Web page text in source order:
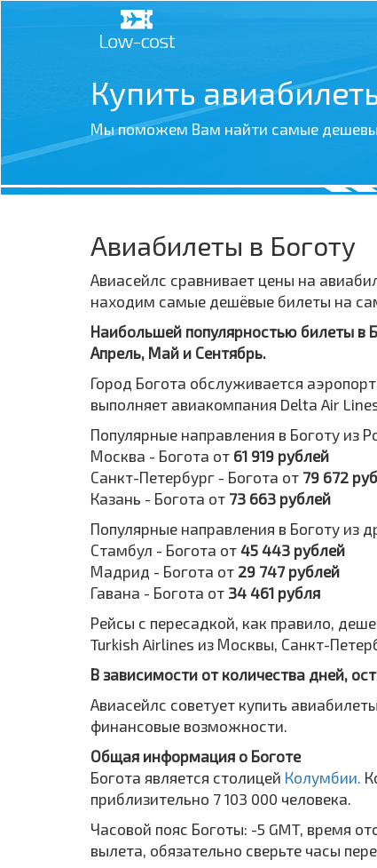
Купить
Мы поможем Вам найти самые
Авиабилеты в Боготу
Авиасейлс сравнивает цены на
находим самые дешёвые билеты на
Наибольшей популярностью билеты в
Апрель, Май и Сентябрь.
Город Богота обслуживается
выполняет авиакомпания Delta Air
Популярные направления в Боготу из
Москва - Богота от 61 919 рублей
Санкт-Петербург - Богота от 79 672
Казань - Богота от 73 663 рублей
Популярные направления в Боготу из
Стамбул - Богота от 45 443 рублей
Мадрид - Богота от 29 747 рублей
Гавана - Богота от 34 461 рубля
Рейсы с пересадкой, как правило,
Turkish Airlines из Москвы, Санкт-
В зависимости от количества дней,
Авиасейлс советует купить
финансовые возможности.
Общая информация о Боготе
Богота является столицей Колумбии.
приблизительно 7 103 000 человека.
Часовой пояс Боготы: -5 GMT, время
вылета, обязательно сверьте часы